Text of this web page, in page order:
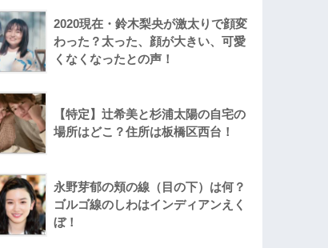
2020現在・鈴木梨央が激太りで顔変
わった？太った、顔が大きい、可愛
くなくなったとの声！
【特定】辻希美と杉浦太陽の自宅の
場所はどこ？住所は板橋区西台！
永野芽郁の頬の線（目の下）は何？
ゴルゴ線のしわはインディアンえく
ぼ！